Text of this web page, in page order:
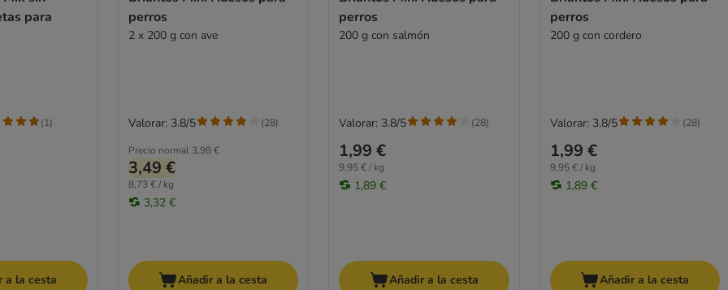
para
(1)
a la cesta
perros
2 x 200 g con ave
Precio normal 3,98 €
3,49 €
8,73 € / kg
3,32 €
Valorar: 3.8/5 (28)
Añadir a la cesta
perros
200 g con salmón
1,99 €
9,95 € / kg
1,89 €
Valorar: 3.8/5 (28)
Añadir a la cesta
perros
200 g con cordero
1,99 €
9,95 € / kg
1,89 €
Valorar: 3.8/5 (28)
Añadir a la cesta